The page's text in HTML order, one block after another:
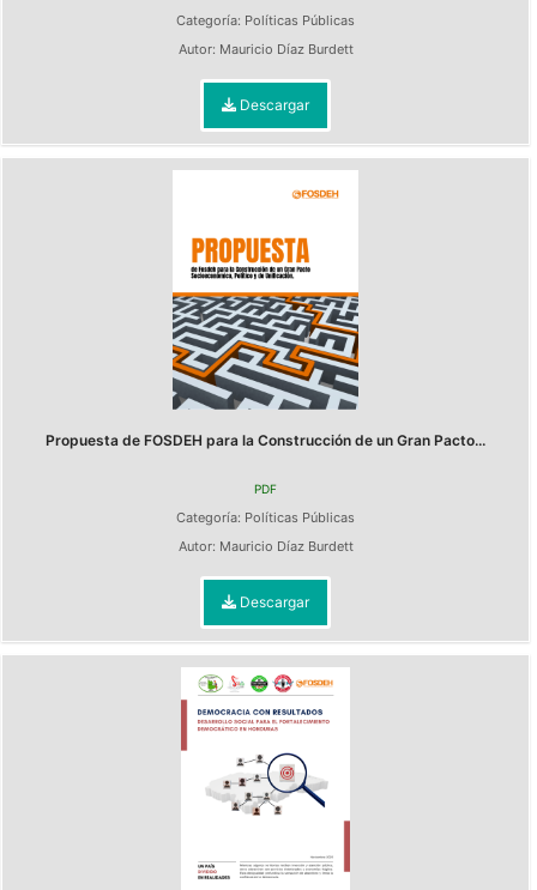
Categoría: Políticas Públicas
Autor: Mauricio Díaz Burdett
Descargar
Propuesta de FOSDEH para la Construcción de un Gran Pacto...
PDF
Categoría: Políticas Públicas
Autor: Mauricio Díaz Burdett
Descargar